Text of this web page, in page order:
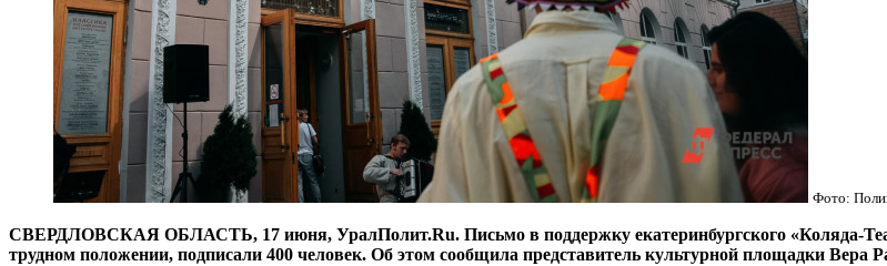
Фото:
СВЕРДЛОВСКАЯ ОБЛАСТЬ, 17 июня, УралПолит.Ru. Письмо в поддержку екатеринбургского «Коляда-
трудном положении, подписали 400 человек. Об этом сообщила представитель культурной площадки Вера